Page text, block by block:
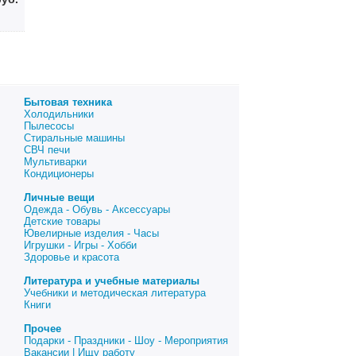
Бытовая техника
Холодильники
Пылесосы
Стиральные машины
СВЧ печи
Мультиварки
Кондиционеры
Личные вещи
Одежда - Обувь - Аксессуары
Детские товары
Ювелирные изделия - Часы
Игрушки - Игры - Хобби
Здоровье и красота
Литература и учебные материалы
Учебники и методическая литература
Книги
Прочее
Подарки - Праздники - Шоу - Мероприятия
Вакансии | Ищу работу